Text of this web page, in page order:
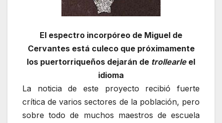
El espectro incorpóreo de Miguel de
Cervantes está culeco que próximamente
los puertorriqueños dejarán de trollearleel
idioma
La noticia de este proyecto recibió fuerte
crítica de varios sectores de la población, pero
sobre todo de muchos maestros de escuela